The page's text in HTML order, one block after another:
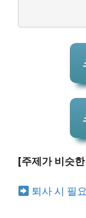
[주제가 비슷
퇴사 시 필